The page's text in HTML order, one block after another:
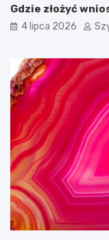
Gdzie złożyć
4 lipca 2026